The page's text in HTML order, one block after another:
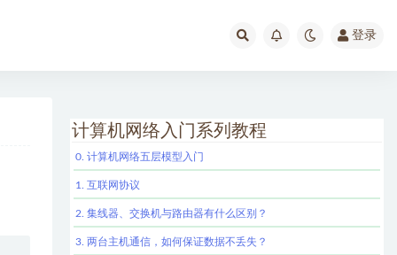
登录
计算机网络入门系列教程
0. 计算机网络五层模型入门
1. 互联网协议
2. 集线器、交换机与路由器有什么区别？
3. 两台主机通信，如何保证数据不丢失？